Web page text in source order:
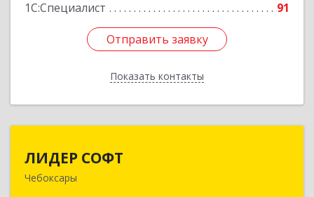
1С:Специалист
91
Отправить заявку
Показать контакты
Отправить заявку
Назад
ЛИДЕР СОФТ
Чебоксары428018, Чувашская Республика - Чувашия,